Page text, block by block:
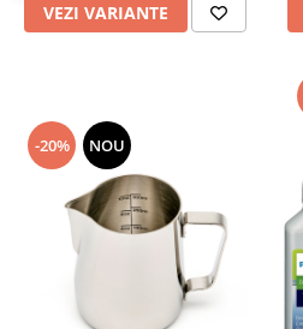
VEZI VARIANTE
-20% NOU